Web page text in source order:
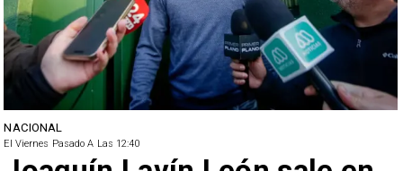
NACIONAL
El Viernes Pasado A Las 12:40